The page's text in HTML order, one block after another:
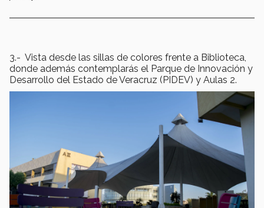
3.- Vista desde las sillas de colores frente a Biblioteca,
donde además contemplarás el Parque de Innovación y
Desarrollo del Estado de Veracruz (PIDEV) y Aulas 2.